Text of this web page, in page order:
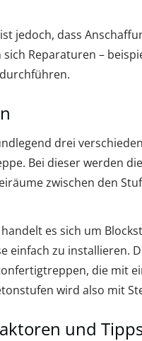
jedoch, dass
Reparaturen –
drei
Bei dieser werden
zwischen den
es sich um
einfach zu installieren.
die mit
wird also mit
und